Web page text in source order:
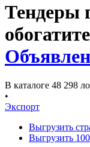
Тендеры
В каталоге 48 298
•
Экспорт
Выгрузить
Выгрузить